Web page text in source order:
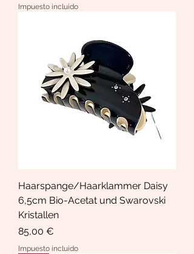
Impuesto incluido
Haarspange/Haarklammer Daisy
6,5cm Bio-Acetat und Swarovski
Kristallen
Precio
85,00 €
Impuesto incluido